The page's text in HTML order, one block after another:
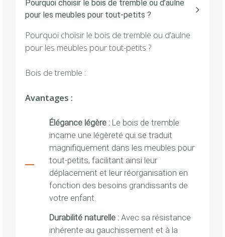
Pourquoi choisir le bois de tremble ou d’aulne
pour les meubles pour tout-petits ?
Pourquoi choisir le bois de tremble ou d’aulne
pour les meubles pour tout-petits ?
Bois de tremble :
Avantages :
Élégance légère :Le bois de tremble
incarne une légèreté qui se traduit
magnifiquement dans les meubles pour
tout-petits, facilitant ainsi leur
déplacement et leur réorganisation en
fonction des besoins grandissants de
votre enfant.
Durabilité naturelle :Avec sa résistance
inhérente au gauchissement et à la